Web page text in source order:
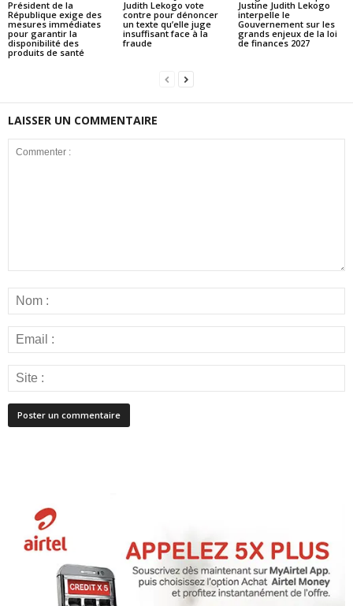
Président de la
République exige des
mesures immédiates
pour garantir la
disponibilité des
produits de santé
Judith Lekogo vote
contre pour dénoncer
un texte qu’elle juge
insuffisant face à la
fraude
Justine Judith Lekogo
interpelle le
Gouvernement sur les
grands enjeux de la loi
de finances 2027
LAISSER UN COMMENTAIRE